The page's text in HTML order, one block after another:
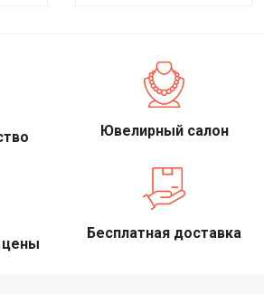
Ювелирный салон
Бесплатная доставка